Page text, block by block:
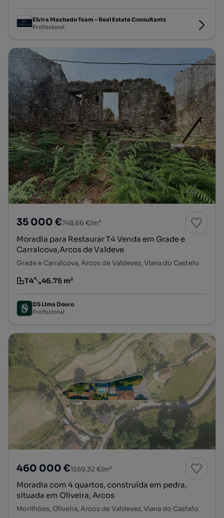
Elvira Machado Team - Real Estate Consultants
Profissional
35 000 €748,66 €/m²
Moradia para Restaurar T4 Venda em Grade e
Carralcova,Arcos de Valdeve
Grade e Carralcova, Arcos de Valdevez, Viana do Castelo
Tipologia
T4
Preço por metro quadrado
46.75 m²
DS Lima Douro
Profissional
460 000 €1559,32 €/m²
Moradia com 4 quartos, construída em pedra,
situada em Oliveira, Arcos
Morilhões, Oliveira, Arcos de Valdevez, Viana do Castelo